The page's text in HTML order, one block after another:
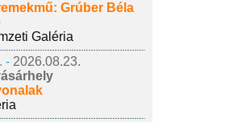
Grúber Béla
Galéria
- 2026.08.23.